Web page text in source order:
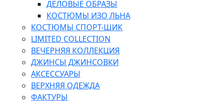
ДЕЛОВЫЕ ОБРАЗЫ
КОСТЮМЫ ИЗО ЛЬНА
КОСТЮМЫ СПОРТ-ШИК
LIMITED COLLECTION
ВЕЧЕРНЯЯ КОЛЛЕКЦИЯ
ДЖИНСЫ ДЖИНСОВКИ
АКСЕССУАРЫ
ВЕРХНЯЯ ОДЕЖДА
ФАКТУРЫ